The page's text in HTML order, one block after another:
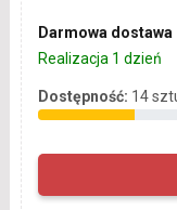
Darmowa dostawa
Realizacja 1 dzień
Dostępność: 14